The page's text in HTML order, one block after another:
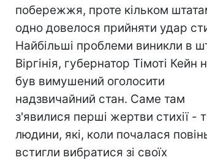
побережжя, проте кільком
одно довелося прийняти удар
Найбільші проблеми виникли в
Віргінія, губернатор Тімоті Кейн
був вимушений оголосити
надзвичайний стан. Саме там
з'явилися перші жертви стихії -
людини, які, коли почалася
встигли вибратися зі своїх